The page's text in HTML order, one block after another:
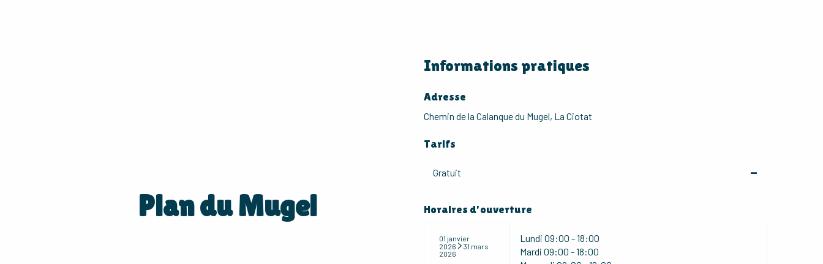
Plan du Mugel
Informations pratiques
Adresse
Chemin de la Calanque du Mugel, La Ciotat
Tarifs
Gratuit --
Horaires d'ouverture
01 janvier
2026
31 mars
2026
Lundi 09:00 - 18:00
Mardi 09:00 - 18:00